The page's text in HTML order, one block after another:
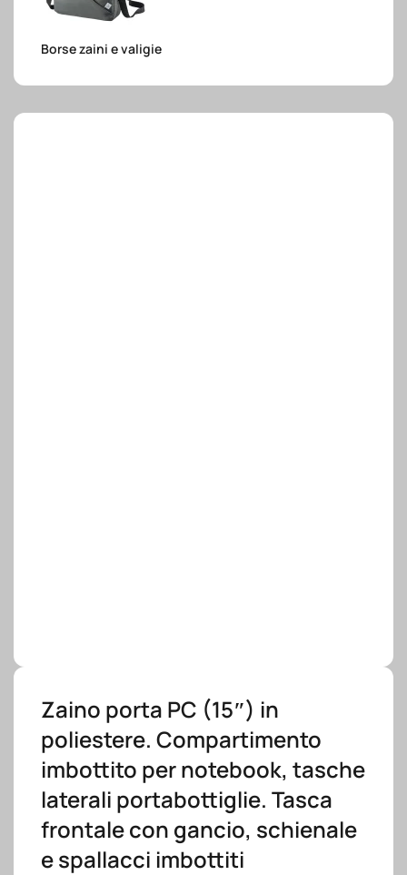
Borse zaini e valigie
Zaino porta PC (15″) in
poliestere. Compartimento
imbottito per notebook, tasche
laterali portabottiglie. Tasca
frontale con gancio, schienale
e spallacci imbottiti